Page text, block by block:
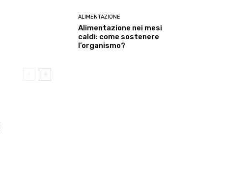
ALIMENTAZIONE
Alimentazione nei mesi
caldi: come sostenere
l’organismo?